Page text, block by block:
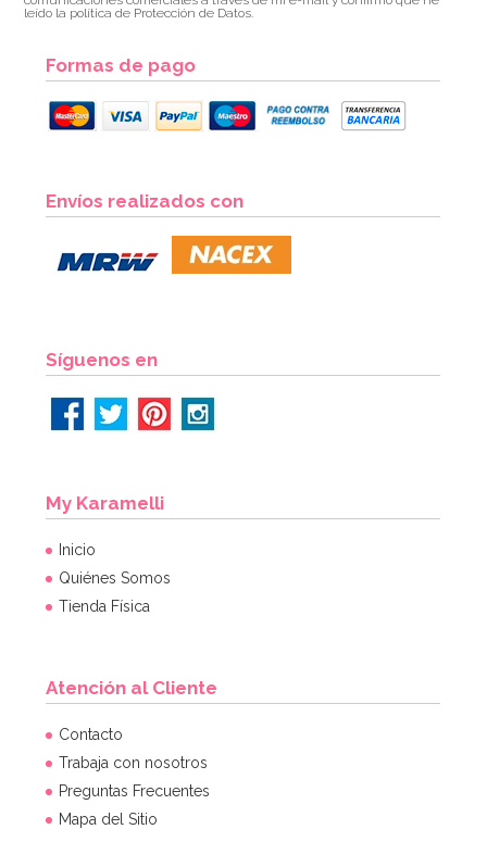
leído la política de Protección de Datos.
Formas de pago
Envíos realizados con
Síguenos en
My Karamelli
Inicio
Quiénes Somos
Tienda Física
Atención al Cliente
Contacto
Trabaja con nosotros
Preguntas Frecuentes
Mapa del Sitio